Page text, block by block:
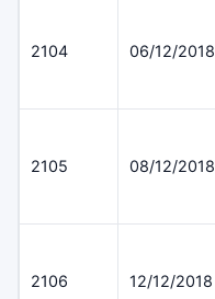
2104 06/12/2018
2105 08/12/2018
2106 12/12/2018